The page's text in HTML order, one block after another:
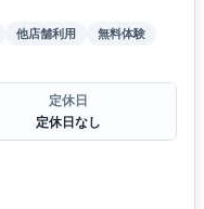
他店舗利用
無料体験
定休日
定休日なし